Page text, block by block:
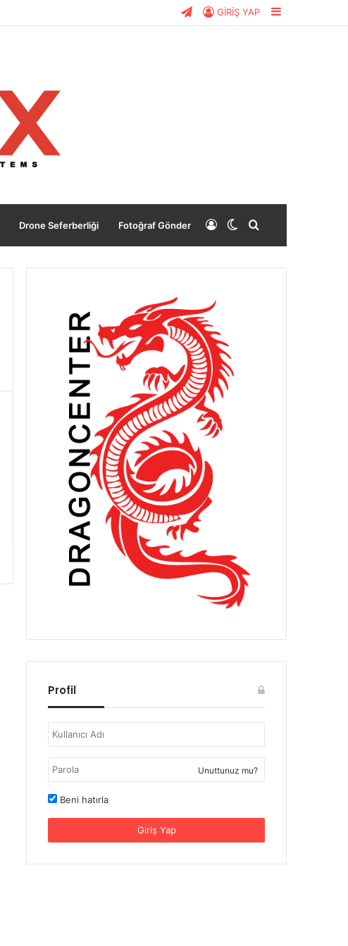
Kenar
GİRİŞ YAP
Telegram
Drone Seferberliği Fotoğraf Gönder
yap
Dış
görünümü
Giriş
Yap
Profil
Unuttunuz mu?
Beni hatırla
Giriş Yap